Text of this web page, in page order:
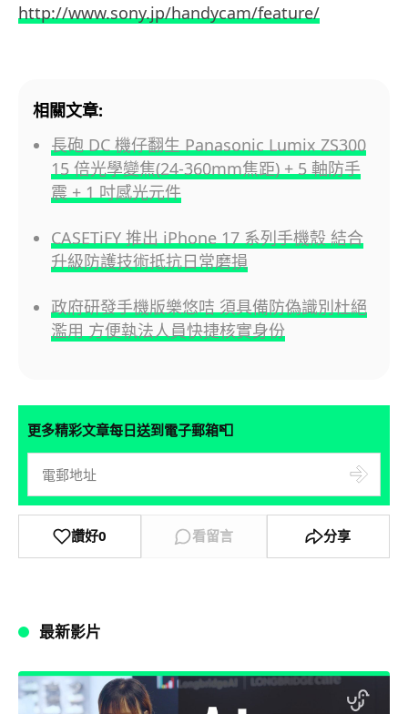
http://www.sony.jp/handycam/feature/
相關文章:
長砲 DC 機仔翻生 Panasonic Lumix ZS300
15 倍光學變焦(24-360mm焦距) + 5 軸防手
震 + 1 吋感光元件
CASETiFY 推出 iPhone 17 系列手機殼 結合
升級防護技術抵抗日常磨損
政府研發手機版樂悠咭 須具備防偽識別杜絕
濫用 方便執法人員快捷核實身份
更多精彩文章每日送到電子郵箱📮
讚好0 看留言 分享
最新影片